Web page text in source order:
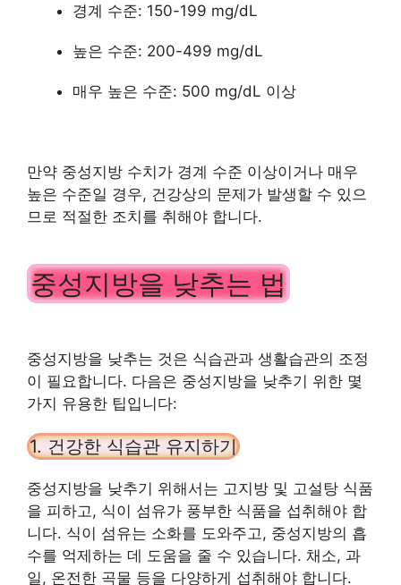
경계 수준: 150-199 mg/dL
높은 수준: 200-499 mg/dL
매우 높은 수준: 500 mg/dL 이상
만약 중성지방 수치가 경계 수준 이상이거나 매우
높은 수준일 경우, 건강상의 문제가 발생할 수 있으
므로 적절한 조치를 취해야 합니다.
중성지방을 낮추는 법
중성지방을 낮추는 것은 식습관과 생활습관의 조정
이 필요합니다. 다음은 중성지방을 낮추기 위한 몇
가지 유용한 팁입니다:
1. 건강한 식습관 유지하기
중성지방을 낮추기 위해서는 고지방 및 고설탕 식품
을 피하고, 식이 섬유가 풍부한 식품을 섭취해야 합
니다. 식이 섬유는 소화를 도와주고, 중성지방의 흡
수를 억제하는 데 도움을 줄 수 있습니다. 채소, 과
일, 온전한 곡물 등을 다양하게 섭취해야 합니다.